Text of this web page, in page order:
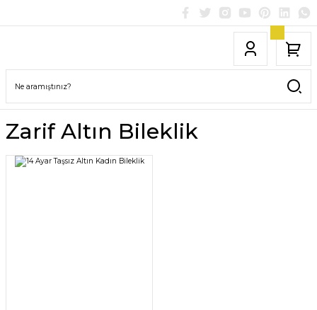
Zarif Altın Bileklik